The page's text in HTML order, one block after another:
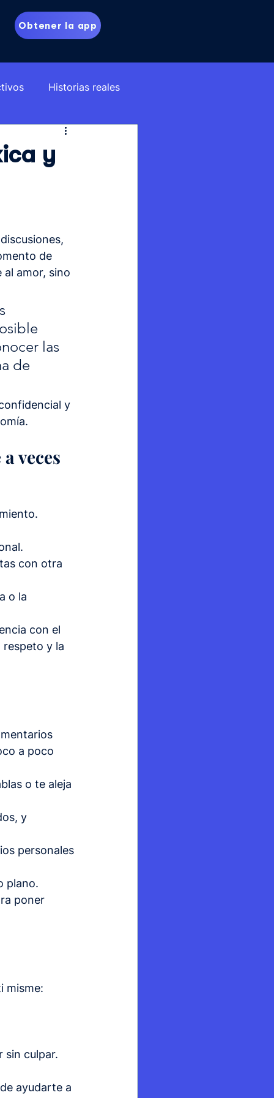
Obtener la app
Historias reales
y
de
amor, sino
las
de
y
veces
con otra
o la
con el
y la
a poco
o te aleja
y
personales
plano.
poner
misme:
sin culpar.
ayudarte a